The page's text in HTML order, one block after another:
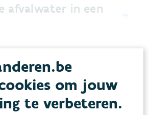
afvalwater in een
geld naartoe?
om jouw
te verbeteren.